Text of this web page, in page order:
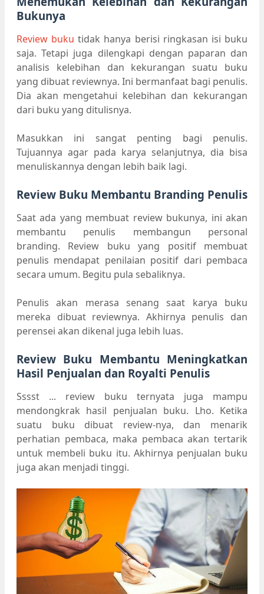
Bukunya
Review buku tidak hanya berisi ringkasan isi buku
saja. Tetapi juga dilengkapi dengan paparan dan
analisis kelebihan dan kekurangan suatu buku
yang dibuat reviewnya. Ini bermanfaat bagi penulis.
Dia akan mengetahui kelebihan dan kekurangan
dari buku yang ditulisnya.
Masukkan ini sangat penting bagi penulis.
Tujuannya agar pada karya selanjutnya, dia bisa
menuliskannya dengan lebih baik lagi.
Review Buku Membantu Branding Penulis
Saat ada yang membuat review bukunya, ini akan
membantu penulis membangun personal
branding. Review buku yang positif membuat
penulis mendapat penilaian positif dari pembaca
secara umum. Begitu pula sebaliknya.
Penulis akan merasa senang saat karya buku
mereka dibuat reviewnya. Akhirnya penulis dan
perensei akan dikenal juga lebih luas.
Review Buku Membantu Meningkatkan
Hasil Penjualan dan Royalti Penulis
Sssst ... review buku ternyata juga mampu
mendongkrak hasil penjualan buku. Lho. Ketika
suatu buku dibuat review-nya, dan menarik
perhatian pembaca, maka pembaca akan tertarik
untuk membeli buku itu. Akhirnya penjualan buku
juga akan menjadi tinggi.